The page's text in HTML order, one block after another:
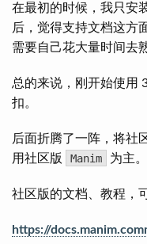
在最初的时候，我只安
后，觉得支持文档这方
需要自己花大量时间去
总的来说，刚开始使用
扣。
后面折腾了一阵，将社
用社区版
Manim 为主。
社区版的文档、教程，
https://